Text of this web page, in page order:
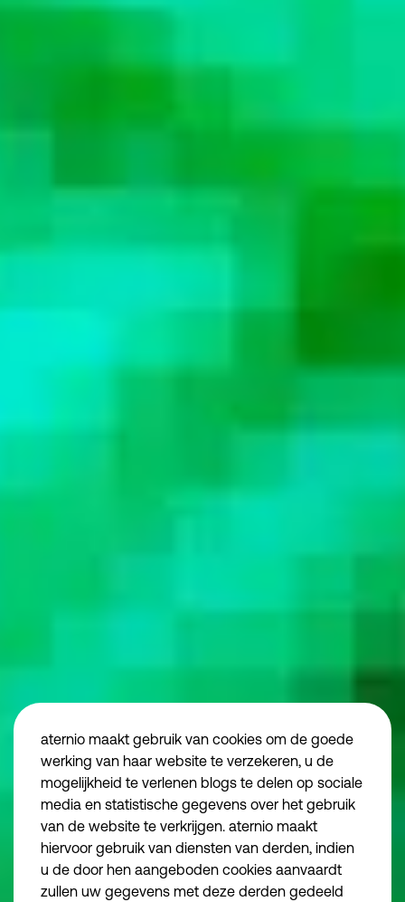
aternio maakt gebruik van cookies om de goede
werking van haar website te verzekeren, u de
mogelijkheid te verlenen blogs te delen op sociale
media en statistische gegevens over het gebruik
van de website te verkrijgen. aternio maakt
hiervoor gebruik van diensten van derden, indien
u de door hen aangeboden cookies aanvaardt
zullen uw gegevens met deze derden gedeeld
Essentiële cookies Noodzakelijk
Functionele cookies
vind ons
Algemene
Algemene
Privacybeleid
Juridische
Juridische informatie
Disclaimer
we make the road